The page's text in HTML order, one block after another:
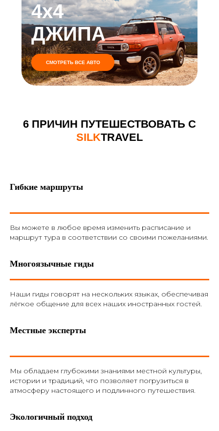
СМОТРЕТЬ ВСЕ АВТО
4x4
ДЖИПА
6 ПРИЧИН ПУТЕШЕСТВОВАТЬ С
SILKTRAVEL
Гибкие маршруты
Вы можете в любое время изменить расписание и
маршрут тура в соответствии со своими пожеланиями.
Многоязычные гиды
Наши гиды говорят на нескольких языках, обеспечивая
лёгкое общение для всех наших иностранных гостей.
Местные эксперты
Мы обладаем глубокими знаниями местной культуры,
истории и традиций, что позволяет погрузиться в
атмосферу настоящего и подлинного путешествия.
Экологичный подход